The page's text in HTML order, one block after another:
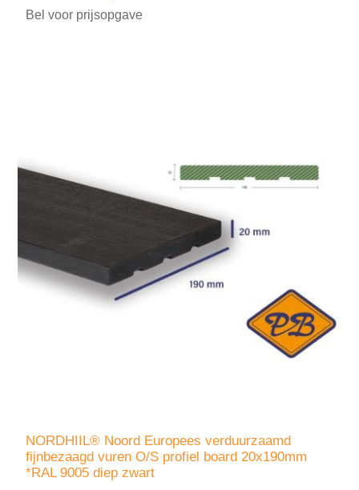
Bel voor prijsopgave
NORDHIIL® Noord Europees verduurzaamd
fijnbezaagd vuren O/S profiel board 20x190mm
*RAL 9005 diep zwart